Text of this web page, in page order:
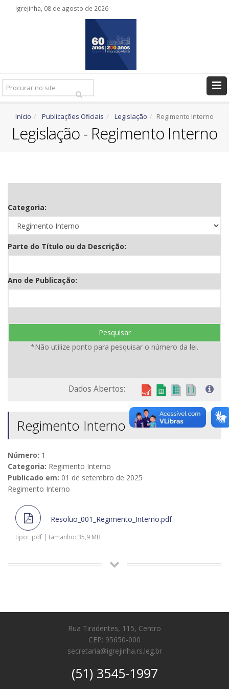
Igrejinha, 08 de agosto de 2026
Pesquisar
Ir
Início Publicações Oficiais Legislação Regimento Interno
Legislação - Regimento Interno
Categoria:
Parte do Título ou da Descrição:
Ano de Publicação:
Pesquisar
*Não utilize ponto para pesquisar o número da lei.
Dados Abertos:
Regimento Interno
Número: 1
Categoria: Regimento Interno
Publicado em: 01 de setembro de 2025
Regimento Interno
Resoluo_001_Regimento_Interno.pdf
tipo: .pdf | tamanho: 35,9 MB
Rua Tiradentes, 115, Centro
CEP: 95650-000
secretaria@igrejinha.rs.leg.br
(51) 3545-1997